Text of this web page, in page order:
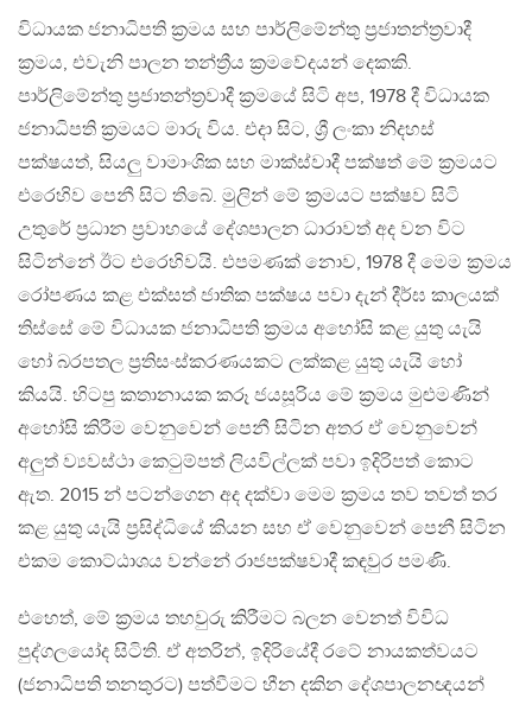
විධායක ජනාධිපති ක්‍රමය සහ පාර්ලිමේන්තු ප්‍රජාතන්ත්‍රවාදී
ක්‍රමය, එවැනි පාලන තන්ත්‍රීය ක්‍රමවේදයන් දෙකකි.
පාර්ලිමේන්තු ප්‍රජාතන්ත්‍රවාදී ක්‍රමයේ සිටි අප, 1978 දී විධායක
ජනාධිපති ක්‍රමයට මාරු විය. එදා සිට, ශ්‍රී ලංකා නිදහස්
පක්ෂයත්, සියලු වාමාංශික සහ මාක්ස්වාදී පක්ෂත් මේ ක්‍රමයට
එරෙහිව පෙනී සිට තිබේ. මුලින් මේ ක්‍රමයට පක්ෂව සිටි
උතුරේ ප්‍රධාන ප්‍රවාහයේ දේශපාලන ධාරාවත් අද වන විට
සිටින්නේ ඊට එරෙහිවයි. එපමණක් නොව, 1978 දී මෙම ක්‍රමය
රෝපණය කළ එක්සත් ජාතික පක්ෂය පවා දැන් දීර්ඝ කාලයක්
තිස්සේ මේ විධායක ජනාධිපති ක්‍රමය අහෝසි කළ යුතු යැයි
හෝ බරපතල ප්‍රතිසංස්කරණයකට ලක්කළ යුතු යැයි හෝ
කියයි. හිටපු කතානායක කරූ ජයසූරිය මේ ක්‍රමය මුළුමණින්
අහෝසි කිරීම වෙනුවෙන් පෙනී සිටින අතර ඒ වෙනුවෙන්
අලුත් ව්‍යවස්ථා කෙටුම්පත් ලියවිල්ලක් පවා ඉදිරිපත් කොට
ඇත. 2015 න් පටන්ගෙන අද දක්වා මෙම ක්‍රමය තව තවත් තර
කළ යුතු යැයි ප්‍රසිද්ධියේ කියන සහ ඒ වෙනුවෙන් පෙනී සිටින
එකම කොට්ඨාශය වන්නේ රාජපක්ෂවාදී කඳවුර පමණි.
එහෙත්, මේ ක්‍රමය තහවුරු කිරීමට බලන වෙනත් විවිධ
පුද්ගලයෝද සිටිති. ඒ අතරින්, ඉදිරියේදී රටේ නායකත්වයට
(ජනාධිපති තනතුරට) පත්වීමට හීන දකින දේශපාලනඥයන්